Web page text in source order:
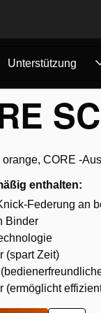
Unterstützung
orange, CORE -
enthalten:
Federung an
Binder
(spart Zeit)
(ermöglicht